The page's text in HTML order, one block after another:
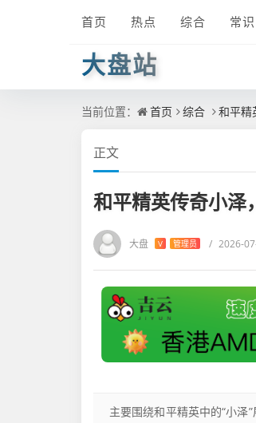
首页 热点 综合 常识
大盘站
当前位置： 首页 综合 和平精
正文
和平精英传奇小泽
大盘 V 管理员 / 2026-
主要围绕和平精英中的“小泽